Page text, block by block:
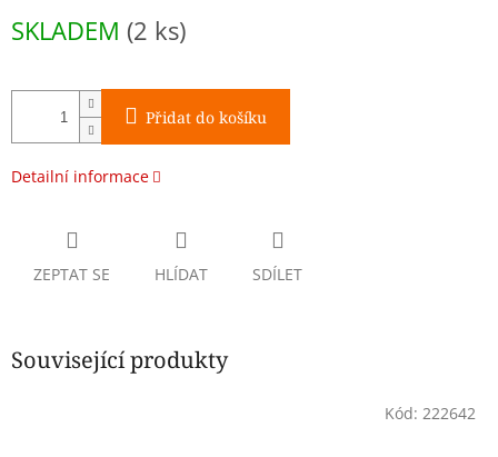
cena:
SKLADEM (2 ks)
Přidat do košíku
Detailní informace
ZEPTAT SE HLÍDAT SDÍLET
Související produkty
Kód: 222642